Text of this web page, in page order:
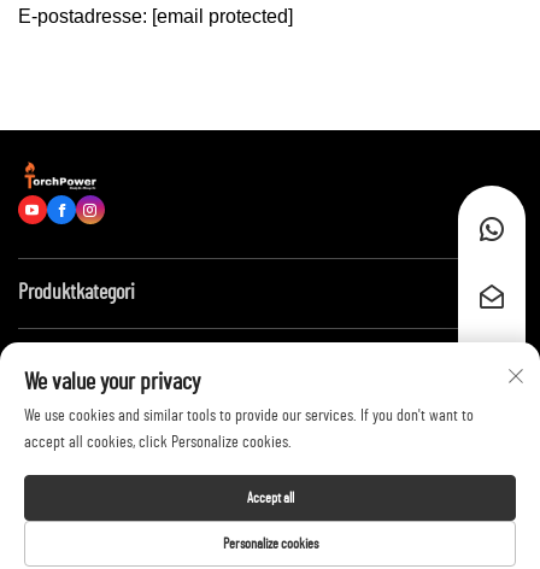
E-postadresse: [email protected]
Produktkategori
Kontakt oss
We value your privacy
We use cookies and similar tools to provide our services. If you don't want to
accept all cookies, click Personalize cookies.
Personalize cookies
Accept all